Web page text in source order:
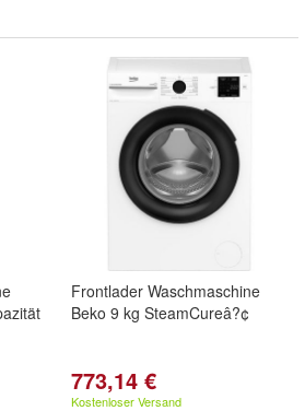
Frontlader Waschmaschine
Beko 9 kg SteamCureâ?¢
773,14 €
Kostenloser Versand